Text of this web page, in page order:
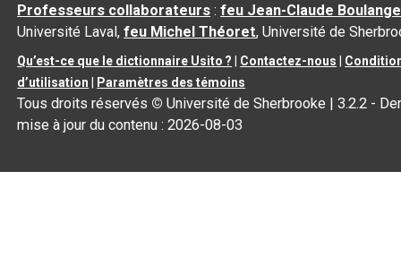
Professeurs collaborateurs :feu Jean-Claude
Université Laval,feu Michel Théoret, Université de
Qu’est-ce que le dictionnaire Usito ? Contactez-nous
d’utilisation
Paramètres des témoins
Tous droits réservés © Université de Sherbrooke |3.2.2 -
mise à jour du contenu :2026-08-03